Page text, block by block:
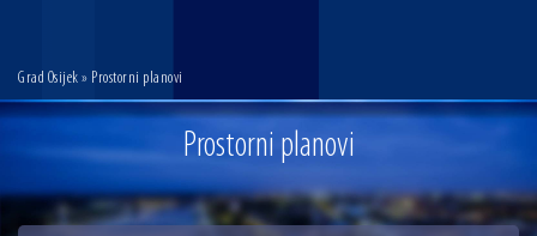
Grad Osijek » Prostorni planovi
Prostorni planovi